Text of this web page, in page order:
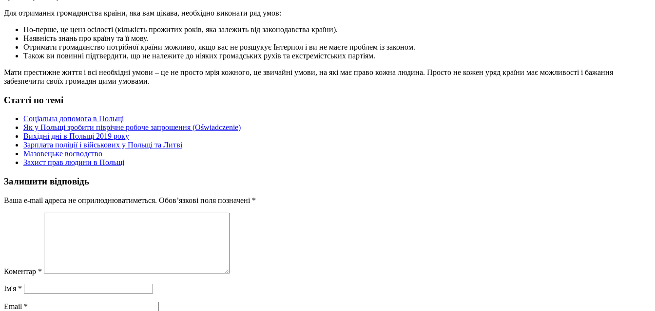
Для отримання громадянства країни, яка вам цікава, необхідно виконати ряд умов:
По-перше, це ценз осілості (кількість прожитих років, яка залежить від законодавства країни).
Наявність знань про країну та її мову.
Отримати громадянство потрібної країни можливо, якщо вас не розшукує Інтерпол і ви не маєте проблем із законом.
Також ви повинні підтвердити, що не належите до ніяких громадських рухів та екстремістських партіям.
Мати престижне життя і всі необхідні умови – це не просто мрія кожного, це звичайні умови, на які має право кожна людина. Просто не кожен уряд країни має можливості і бажання
забезпечити своїх громадян цими умовами.
Статті по темі
Соціальна допомога в Польщі
Як у Польщі зробити піврічне робоче запрошення (Oświadczenie)
Вихідні дні в Польщі 2019 року
Зарплата поліції і військових у Польщі та Литві
Мазовецьке воєводство
Захист прав людини в Польщі
Залишити відповідь
Ваша e-mail адреса не оприлюднюватиметься. Обов’язкові поля позначені *
Коментар *
Ім'я *
Email *